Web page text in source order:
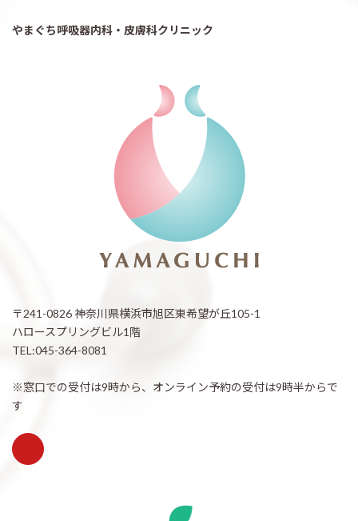
やまぐち呼吸器内科・皮膚科クリニック
〒241-0826 神奈川県横浜市旭区東希望が丘105-1
ハロースプリングビル1階
TEL:045-364-8081
※窓口での受付は9時から、オンライン予約の受付は9時半からで
す